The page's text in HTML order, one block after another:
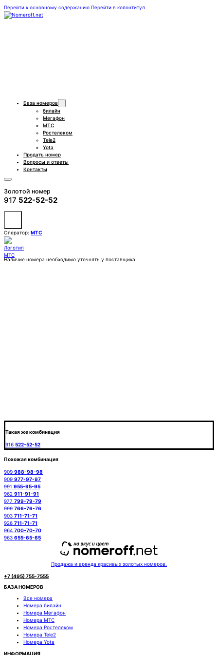
Перейти к основному содержанию Перейти в колонтитул
База номеров
билайн
Мегафон
МТС
Ростелеком
Tele2
Yota
Продать номер
Вопросы и ответы
Контакты
Золотой номер
917 522-52-52
Оператор: МТС
Наличие номера необходимо уточнять у поставщика.
Такая же комбинация
916 522-52-52
Похожая комбинация
909 988-98-98
909 977-97-97
991 955-95-95
962 911-91-91
977 799-79-79
999 766-76-76
903 711-71-71
926 711-71-71
964 700-70-70
963 655-65-65
Продажа и аренда красивых золотых номеров.
+7 (495) 755-7555
БАЗА НОМЕРОВ
Все номера
Номера билайн
Номера Мегафон
Номера МТС
Номера Ростелеком
Номера Tele2
Номера Yota
ИНФОРМАЦИЯ